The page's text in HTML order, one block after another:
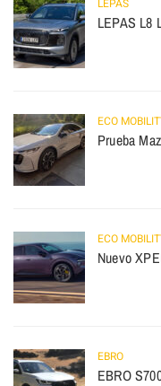
LEPAS L8
ECO
Prueba
ECO
Nuevo
EBRO
EBRO